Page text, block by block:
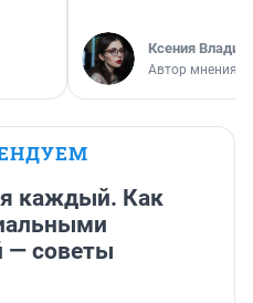
Ксения
Автор мнения
каждый. Как
— советы